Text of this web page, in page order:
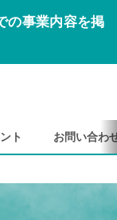
の事業内容を掲
ト お問い合わ